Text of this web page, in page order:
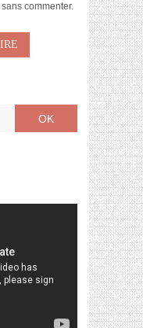
sans commenter.
OK